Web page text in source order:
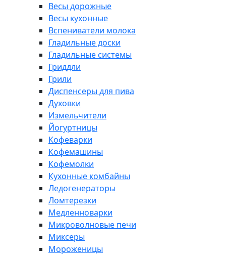
Весы дорожные
Весы кухонные
Вспениватели молока
Гладильные доски
Гладильные системы
Гриддли
Грили
Диспенсеры для пива
Духовки
Измельчители
Йогуртницы
Кофеварки
Кофемашины
Кофемолки
Кухонные комбайны
Ледогенераторы
Ломтерезки
Медленноварки
Микроволновые печи
Миксеры
Мороженицы